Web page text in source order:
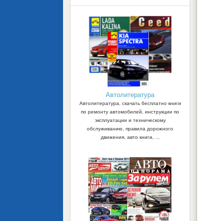
Автолитература
Автолитература, скачать бесплатно книги
по ремонту автомобилей, инструкции по
эксплуатации и техническому
обслуживанию, правила дорожного
движения, авто книги, ...